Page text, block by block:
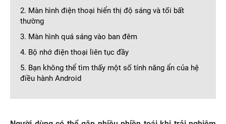
2. Màn hình điện thoại hiển thị độ sáng và tối bất
thường
3. Màn hình quá sáng vào ban đêm
4. Bộ nhớ điện thoại liên tục đầy
5. Bạn không thể tìm thấy một số tính năng ẩn của hệ
điều hành Android